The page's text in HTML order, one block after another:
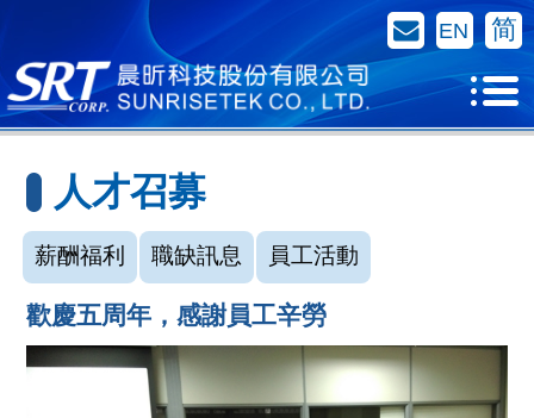
简
EN
聯絡我們
人才召募
薪酬福利 職缺訊息 員工活動
歡慶五周年，感謝員工辛勞